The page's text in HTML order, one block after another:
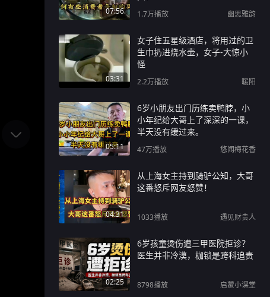
07:56 1.7万播放 幽思雅韵
03:31
女子住五星级酒店，将用过的卫
生巾扔进烧水壶，女子-大惊小
怪
2.2万播放 暖阳
05:11
6岁小朋友出门历练卖鸭脖，小
小年纪给大哥上了深深的一课，
半天没有缓过来。
47万播放 悠闻梅花香
04:31
从上海女主持到骑驴公知，大哥
这番怒斥网友怒赞！
1033播放 遇见财贵人
02:25
6岁孩童烫伤遭三甲医院拒诊？
医生并非冷漠，枷锁是跨科追责
8798播放 启蒙小课堂